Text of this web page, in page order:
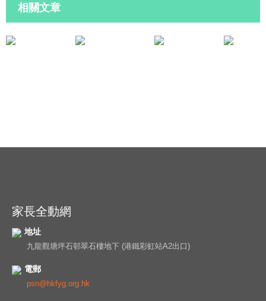
相關文章
親子活動
家長全動網
地址
九龍觀塘坪石邨翠石樓地下 (港鐵彩虹站A2出口)
電郵
psn@hkfyg.org.hk